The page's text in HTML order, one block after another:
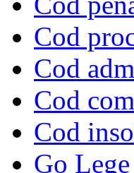
Cod
Cod
Cod
Cod
Go Lege